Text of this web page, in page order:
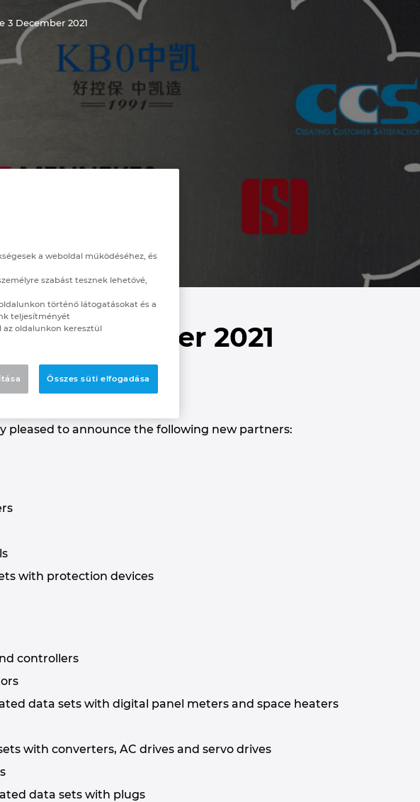
3 December 2021
3 December 2021
data sets
pleased to announce the following new partners:
with protection devices
controllers
data sets with digital panel meters and space heaters
with converters, AC drives and servo drives
data sets with plugs
a weboldal működéséhez, és
szabást tesznek lehetővé,
történő látogatásokat és a
teljesítményét
oldalunkon keresztül
Összes süti elfogadása